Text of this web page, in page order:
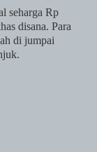
seharga Rp
disana. Para
di jumpai